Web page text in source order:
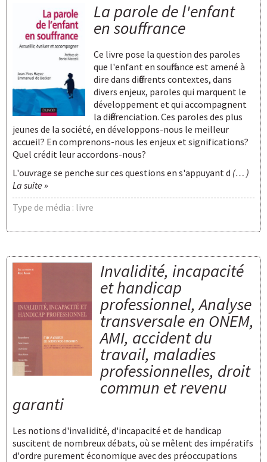
La parole de l'enfant
en souffrance
Ce livre pose la question des paroles
que l'enfant en souffrance est amené à
dire dans différents contextes, dans
divers enjeux, paroles qui marquent le
développement et qui accompagnent
la différenciation. Ces paroles des plus
jeunes de la société, en développons-nous le meilleur
accueil? En comprenons-nous les enjeux et significations?
Quel crédit leur accordons-nous?
L'ouvrage se penche sur ces questions en s'appuyant d (… )
La suite »
Type de média : livre
Invalidité, incapacité
et handicap
professionnel, Analyse
transversale en ONEM,
AMI, accident du
travail, maladies
professionnelles, droit
commun et revenu
garanti
Les notions d'invalidité, d'incapacité et de handicap
suscitent de nombreux débats, où se mêlent des impératifs
d'ordre purement économique avec des préoccupations